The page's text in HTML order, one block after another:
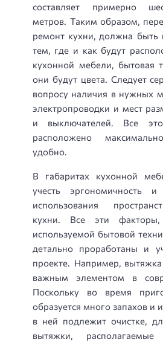
составляет примерно
метров. Таким образом,
ремонт кухни, должна быть
тем, где и как будут
кухонной мебели, бытовая
они будут цвета. Следует
вопросу наличия в нужных
электропроводки и мест
и выключателей. Все
расположено
удобно.
В габаритах кухонной
учесть эргономичность и
использования
кухни. Все эти
используемой бытовой
детально проработаны и
проекте. Например, вытяжка
важным элементом в
Поскольку во время
образуется много запахов и
в ней подлежит очистке,
вытяжки,